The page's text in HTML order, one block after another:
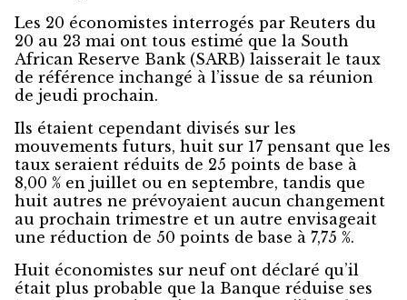
Les 20 économistes interrogés par Reuters du
20 au 23 mai ont tous estimé que la South
African Reserve Bank (SARB) laisserait le taux
de référence inchangé à l’issue de sa réunion
de jeudi prochain.
Ils étaient cependant divisés sur les
mouvements futurs, huit sur 17 pensant que les
taux seraient réduits de 25 points de base à
8,00 % en juillet ou en septembre, tandis que
huit autres ne prévoyaient aucun changement
au prochain trimestre et un autre envisageait
une réduction de 50 points de base à 7,75 %.
Huit économistes sur neuf ont déclaré qu’il
était plus probable que la Banque réduise ses